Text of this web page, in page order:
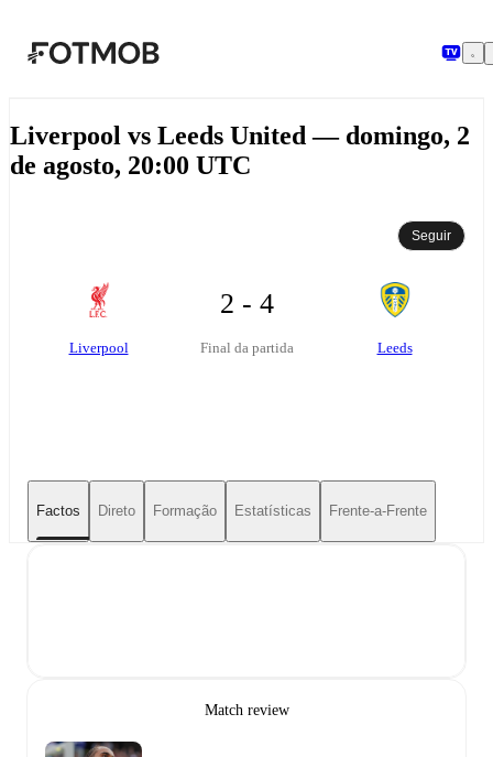
Liverpool vs Leeds United — domingo, 2
de agosto, 20:00 UTC
Seguir
Liverpool
2 - 4
Final da partida Leeds
Factos Direto Formação Estatísticas Frente-a-Frente
Match review